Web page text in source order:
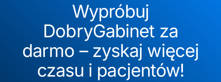
Wypróbuj
DobryGabinet za
darmo – zyskaj więcej
czasu i pacjentów!